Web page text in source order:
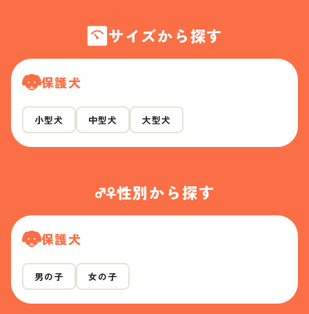
サイズから探す
保護犬
小型犬 中型犬 大型犬
性別から探す
保護犬
男の子 女の子